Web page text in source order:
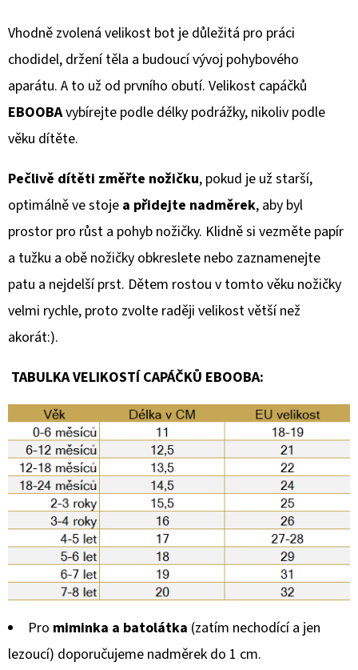
Vhodně zvolená velikost bot je důležitá pro práci
chodidel, držení těla a budoucí vývoj pohybového
aparátu. A to už od prvního obutí. Velikost capáčků
EBOOBAvybírejte podle délky podrážky, nikoliv podle
věku dítěte.
Pečlivě dítěti změřte nožičku, pokud je už starší,
optimálně ve stoje a přidejte nadměrek, aby byl
prostor pro růst a pohyb nožičky. Klidně si vezměte papír
a tužku a obě nožičky obkreslete nebo zaznamenejte
patu a nejdelší prst. Dětem rostou v tomto věku nožičky
velmi rychle, proto zvolte raději velikost větší než
akorát:).
TABULKA VELIKOSTÍ CAPÁČKŮ EBOOBA:
Pro miminka a batolátka (zatím nechodící a jen
lezoucí) doporučujeme nadměrek do 1 cm.